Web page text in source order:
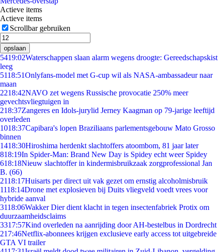
Actieve items
Actieve items
Scrollbar gebruiken
opslaan
5419:02Waterschappen slaan alarm wegens droogte: Gereedschapskist
leeg
5118:51Onlyfans-model met G-cup wil als NASA-ambassadeur naar
maan
2218:42NAVO zet wegens Russische provocatie 250% meer
gevechtsvliegtuigen in
218:37Zangeres en Idols-jurylid Jerney Kaagman op 79-jarige leeftijd
overleden
1018:37Capibara's lopen Braziliaans parlementsgebouw Mato Grosso
binnen
1418:30Hiroshima herdenkt slachtoffers atoombom, 81 jaar later
818:19In Spider-Man: Brand New Day is Spidey echt weer Spidey
618:18Nieuw slachtoffer in kindermisbruikzaak zorgprofessional Jan
B. (66)
2118:17Huisarts per direct uit vak gezet om ernstig alcoholmisbruik
1118:14Drone met explosieven bij Duits vliegveld voedt vrees voor
hybride aanval
3118:06Wakker Dier dient klacht in tegen insectenfabriek Protix om
duurzaamheidsclaims
3317:57Kind overleden na aanrijding door AH-bestelbus in Dordrecht
217:46Netflix-abonnees krijgen exclusieve early access tot uitgebreide
GTA VI trailer